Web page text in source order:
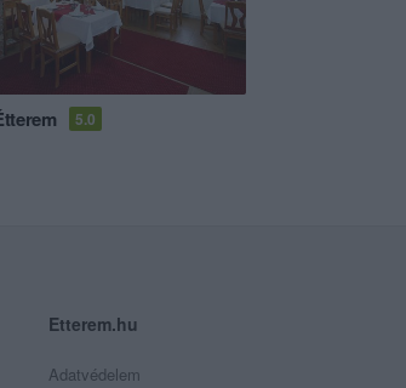
5.0
Etterem.hu
Adatvédelem